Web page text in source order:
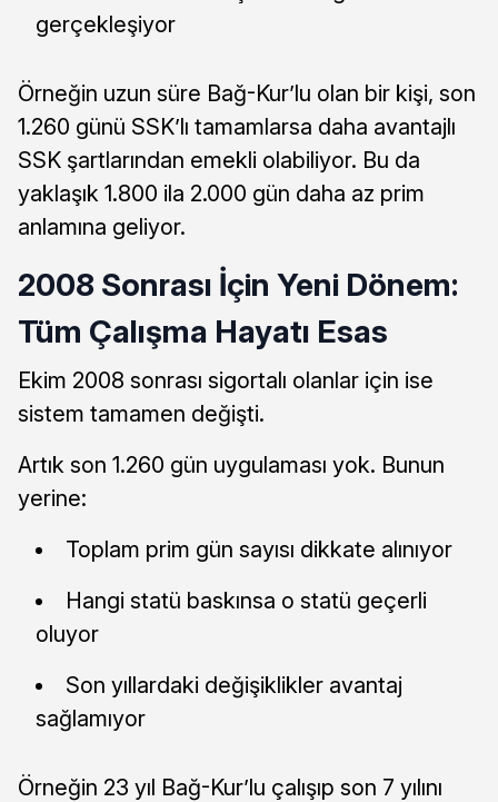
gerçekleşiyor
Örneğin uzun süre Bağ-Kur’lu olan bir kişi, son
1.260 günü SSK’lı tamamlarsa daha avantajlı
SSK şartlarından emekli olabiliyor. Bu da
yaklaşık 1.800 ila 2.000 gün daha az prim
anlamına geliyor.
2008 Sonrası İçin Yeni Dönem:
Tüm Çalışma Hayatı Esas
Ekim 2008 sonrası sigortalı olanlar için ise
sistem tamamen değişti.
Artık son 1.260 gün uygulaması yok. Bunun
yerine:
Toplam prim gün sayısı dikkate alınıyor
Hangi statü baskınsa o statü geçerli
oluyor
Son yıllardaki değişiklikler avantaj
sağlamıyor
Örneğin 23 yıl Bağ-Kur’lu çalışıp son 7 yılını